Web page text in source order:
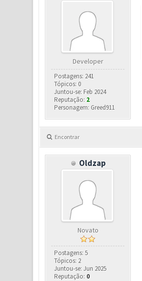
Developer
Postagens: 241
Tópicos: 0
Juntou-se: Feb 2024
Reputação: 2
Personagem: Greed911
Encontrar
Oldzap
Novato
Postagens: 5
Tópicos: 2
Juntou-se: Jun 2025
Reputação: 0